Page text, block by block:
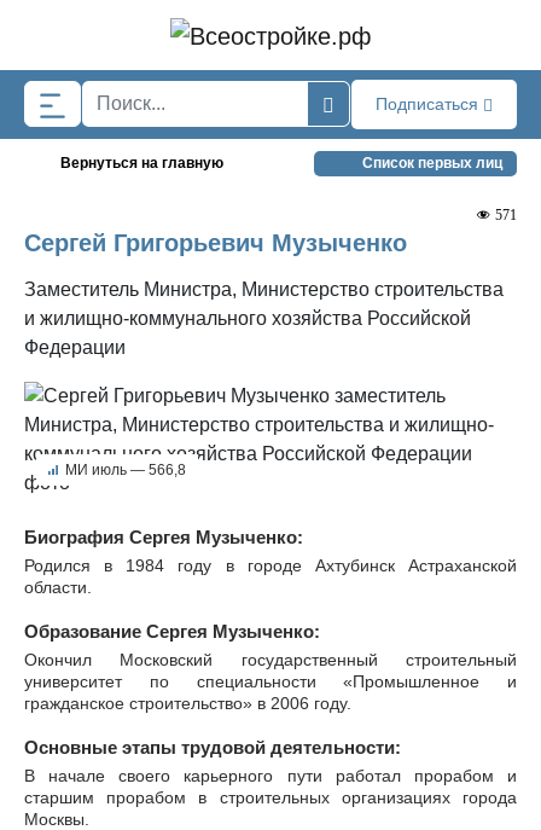
Подписаться
Вернуться на главную Список первых лиц
Сергей Григорьевич Музыченко
571
Заместитель Министра, Министерство строительства
и жилищно-коммунального хозяйства Российской
Федерации
МИ июль — 566,8
Биография Сергея Музыченко:
Родился в 1984 году в городе Ахтубинск Астраханской
области.
Образование Сергея Музыченко:
Окончил Московский государственный строительный
университет по специальности «Промышленное и
гражданское строительство» в 2006 году.
Основные этапы трудовой деятельности:
В начале своего карьерного пути работал прорабом и
старшим прорабом в строительных организациях города
Москвы.